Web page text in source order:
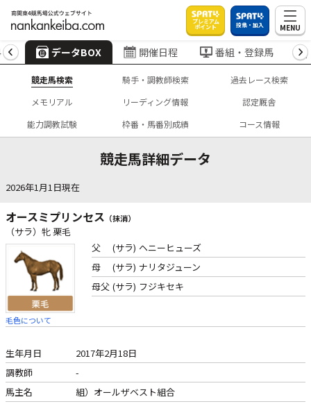
プレミアム
ポイント 投票・加入 MENU
データBOX 開催日程 番組・登録馬
競走馬検索 騎手・調教師検索
過去レース検索
メモリアル
リーディング情報
認定厩舎
能力調教試験
枠番・馬番別成績 コース情報
競走馬詳細データ
2026年1月1日現在
オースミプリンセス （抹消）
（サラ）牝 栗毛
毛色について
父 (サラ) ヘニーヒューズ
母
(サラ) ナリタジューン
母父 (サラ) フジキセキ
生年月日
2017年2月18日
調教師
-
馬主名
組）オールザベスト組合